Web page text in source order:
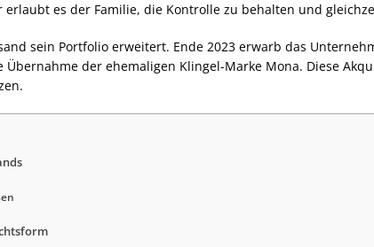
erlaubt es der Familie, die Kontrolle zu behalten und
sein Portfolio erweitert. Ende 2023 erwarb das
Übernahme der ehemaligen Klingel-Marke Mona. Diese